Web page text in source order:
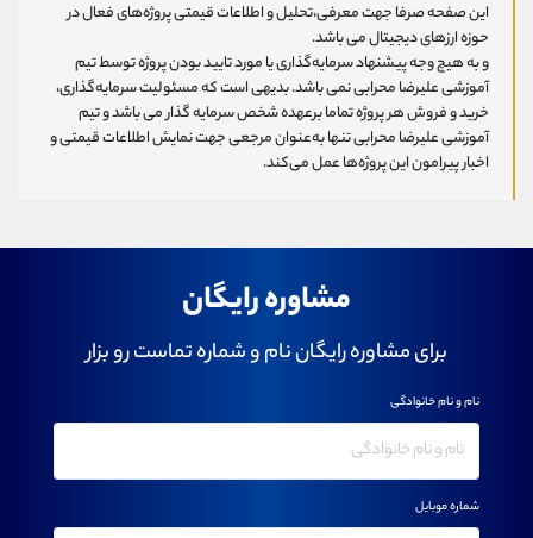
این صفحه صرفا جهت معرفی،تحلیل و اطلاعات قیمتی پروژه‌های فعال در
حوزه ارزهای دیجیتال می باشد.
و به هیچ وجه پیشنهاد سرمایه‌گذاری یا مورد تایید بودن پروژه توسط تیم
آموزشی علیرضا محرابی نمی باشد. بدیهی است که مسئولیت سرمایه‌گذاری،
خرید و فروش هر پروژه تماما برعهده شخص سرمایه گذار می باشد و تیم
آموزشی علیرضا محرابی تنها به‌عنوان مرجعی جهت نمایش اطلاعات قیمتی و
اخبار پیرامون این پروژه‌‌ها عمل می‌کند.
مشاوره رایگان
برای مشاوره رایگان نام و شماره تماست رو بزار
نام و نام خانوادگی
شماره موبایل